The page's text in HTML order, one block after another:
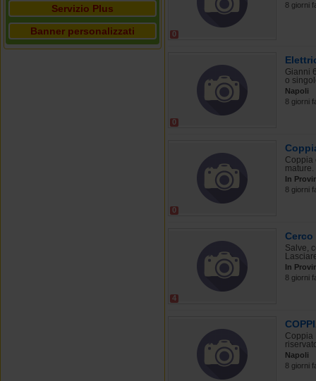
Servizio Plus
Banner personalizzati
0
8 giorni
0
Gianni
o
Napoli
8 giorni
0
Coppia
In
8 giorni
4
Salve,
In
8 giorni
Coppia
Napoli
8 giorni